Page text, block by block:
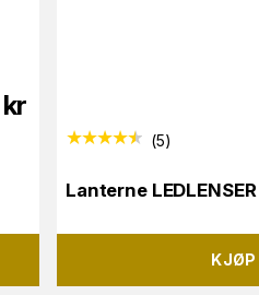
kr
(5)
Lanterne
KJØP